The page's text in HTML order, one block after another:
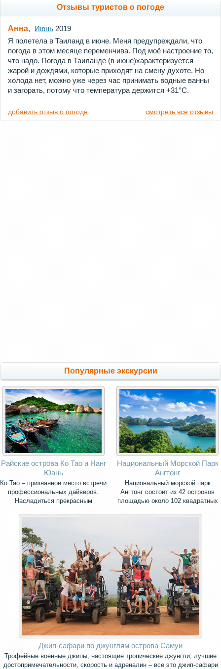
Отзывы туристов о погоде
Анна, Июнь 2019
Я полетела в Таиланд в июне. Меня предупреждали, что
погода в этом месяце переменчива. Под моё настроение то,
что надо. Погода в Таиланде (в июне)характеризуется
жарой и дождями, которые приходят на смену духоте. Но
холода нет, можно уже через час принимать водные ванны
и загорать, потому что температура держится +31°C.
добавить отзыв о погоде смотреть все отзывы
Популярные экскурсии
Райские острова Ко Тао и Нанг
Юань
Ко Тао – признанное место встречи
профессиональных дайверов.
Насладиться прекрасным
Национальный Морской Парк
Ангтонг
Национальный морской парк
Ангтонг состоит из 42 островов
площадью около 102 квадратных
Джип-сафари по джунглям острова Самуи
Трофейные военные джипы, настоящие тропические джунгли, лучшие
достопримечательности, скорость и адреналин – все это джип-сафари